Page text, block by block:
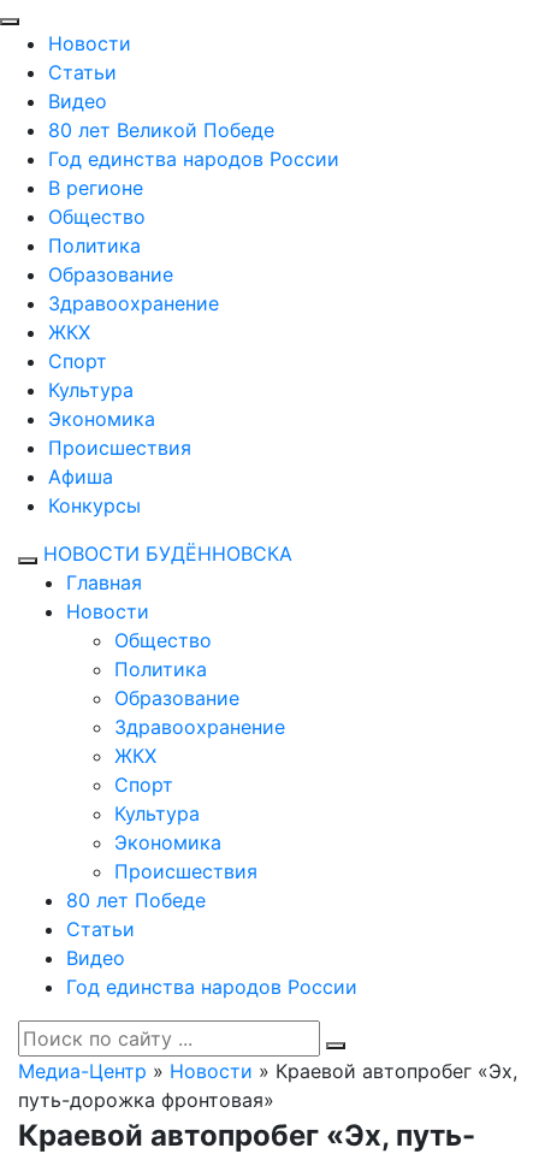
Новости
Статьи
Видео
80 лет Великой Победе
Год единства народов России
В регионе
Общество
Политика
Образование
Здравоохранение
ЖКХ
Спорт
Культура
Экономика
Происшествия
Афиша
Конкурсы
НОВОСТИ БУДЁННОВСКА
Главная
Новости
Общество
Политика
Образование
Здравоохранение
ЖКХ
Спорт
Культура
Экономика
Происшествия
80 лет Победе
Статьи
Видео
Год единства народов России
Медиа-Центр » Новости » Краевой автопробег «Эх,
путь-дорожка фронтовая»
Краевой автопробег «Эх, путь-